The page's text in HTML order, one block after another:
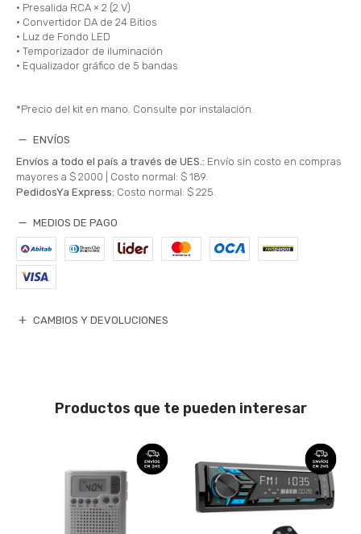
• Presalida RCA × 2 (2 V)
• Convertidor DA de 24 Bitios
• Luz de Fondo LED
• Temporizador de iluminación
• Equalizador gráfico de 5 bandas
*Precio del kit en mano. Consulte por instalación.
ENVÍOS
Envíos a todo el país a través de UES.: Envío sin costo en compras
mayores a $ 2000 | Costo normal: $ 189.
PedidosYa Express: Costo normal: $ 225.
MEDIOS DE PAGO
CAMBIOS Y DEVOLUCIONES
Productos que te pueden interesar